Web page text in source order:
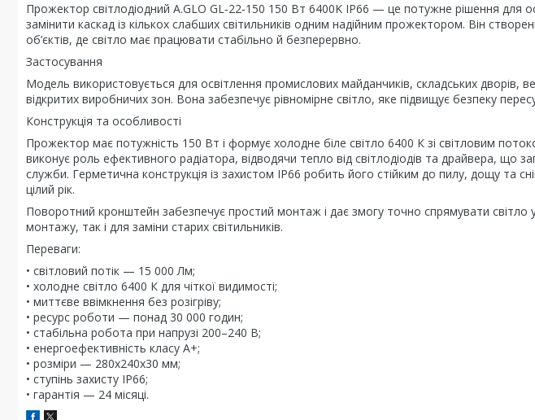
Прожектор світлодіодний A.GLO GL‑22‑150 150 Вт 6400K IP66 — це потужне рішення для
замінити каскад із кількох слабших світильників одним надійним прожектором. Він
об’єктів, де світло має працювати стабільно й безперервно.
Застосування
Модель використовується для освітлення промислових майданчиків, складських дворів,
відкритих виробничих зон. Вона забезпечує рівномірне світло, яке підвищує безпеку
Конструкція та особливості
Прожектор має потужність 150 Вт і формує холодне біле світло 6400 К зі світловим
виконує роль ефективного радіатора, відводячи тепло від світлодіодів та драйвера, що
служби. Герметична конструкція із захистом IP66 робить його стійким до пилу, дощу та
цілий рік.
Поворотний кронштейн забезпечує простий монтаж і дає змогу точно спрямувати світло
монтажу, так і для заміни старих світильників.
Переваги:
• світловий потік — 15 000 Лм;
• холодне світло 6400 К для чіткої видимості;
• миттєве ввімкнення без розігріву;
• ресурс роботи — понад 30 000 годин;
• стабільна робота при напрузі 200–240 В;
• енергоефективність класу A+;
• розміри — 280х240х30 мм;
• ступінь захисту IP66;
• гарантія — 24 місяці.